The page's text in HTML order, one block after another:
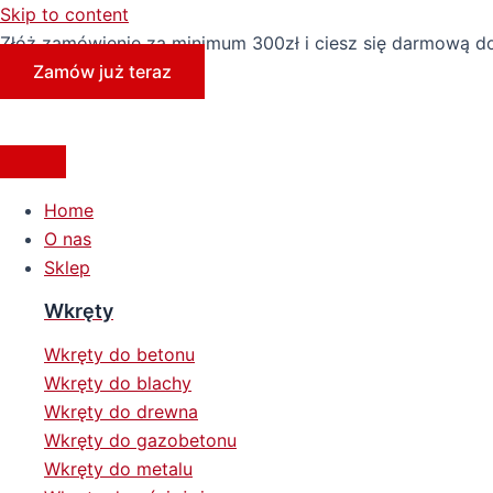
Skip to content
Złóż zamówienie za minimum 300zł i ciesz się darmową
Zamów już teraz
Home
O nas
Sklep
Wkręty
Wkręty do betonu
Wkręty do blachy
Wkręty do drewna
Wkręty do gazobetonu
Wkręty do metalu